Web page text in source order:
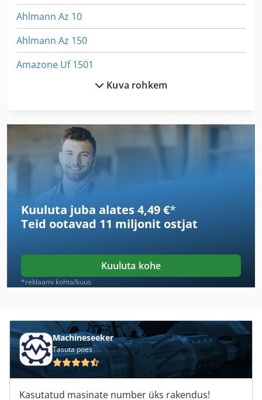
Ahlmann Az 10
Ahlmann Az 150
Amazone Uf 1501
Ammann Av 110 X
Ammann Av 12
Ammann Av 20
Ammann Av 23
Ammann Av 95
Ast Ausflicken Masin
Ausa
Ausa 150
Ausa 150 Ahg
Ausa 150 Dh
Kuva rohkem
Kuuluta juba alates 4,49 €*
Teid ootavad 11 miljonit ostjat
Kuuluta kohe
*reklaami kohta/kuus
Machineseeker
Tasuta poes
Kasutatud masinate number üks rakendus!